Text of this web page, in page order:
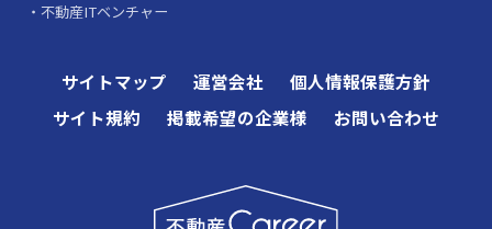
不動産ITベンチャー
サイトマップ 運営会社
個人情報保護方針
サイト規約
掲載希望の企業様 お問い合わせ